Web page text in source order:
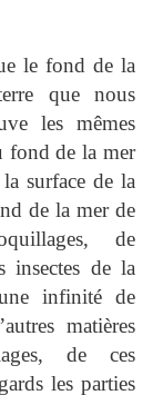
le fond de la
que nous
les mêmes
fond de la mer
surface de la
de la mer de
de
insectes de la
infinité de
matières
de ces
les parties